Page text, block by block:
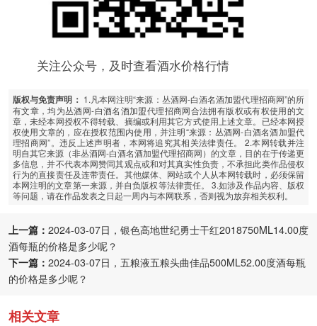
关注公众号，及时查看酒水价格行情
版权与免责声明： 1.凡本网注明“来源：丛酒网-白酒名酒加盟代理招商网”的所
有文章，均为丛酒网-白酒名酒加盟代理招商网合法拥有版权或有权使用的文
章，未经本网授权不得转载、摘编或利用其它方式使用上述文章。已经本网授
权使用文章的，应在授权范围内使用，并注明“来源：丛酒网-白酒名酒加盟代
理招商网”。违反上述声明者，本网将追究其相关法律责任。 2.本网转载并注
明自其它来源（非丛酒网-白酒名酒加盟代理招商网）的文章，目的在于传递更
多信息，并不代表本网赞同其观点或和对其真实性负责，不承担此类作品侵权
行为的直接责任及连带责任。其他媒体、网站或个人从本网转载时，必须保留
本网注明的文章第一来源，并自负版权等法律责任。 3.如涉及作品内容、版权
等问题，请在作品发表之日起一周内与本网联系，否则视为放弃相关权利。
上一篇： 2024-03-07日，银色高地世纪勇士干红2018750ML14.00度
酒每瓶的价格是多少呢？
下一篇： 2024-03-07日，五粮液五粮头曲佳品500ML52.00度酒每瓶
的价格是多少呢？
相关文章